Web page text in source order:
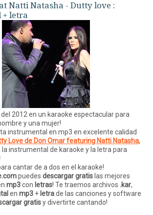
Natti Natasha - Dutty love :
letra
2012 en un karaoke espectacular para
y una mujer!
instrumental en mp3 en excelente calidad
Love de Don Omar featuring Natti Natasha,
instrumental de karaoke y la letra para
cantar de a dos en el karaoke!
puedes descargar gratis las mejores
mp3con letras! Te traemos archivos .kar,
en mp3 + letrade las canciones ysoftware
gratisy divertirte cantando!